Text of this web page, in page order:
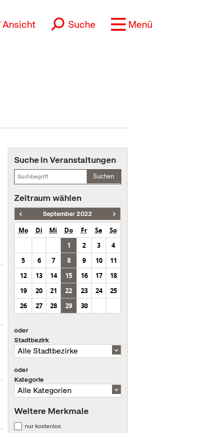
Ansicht Suche Menü
Suche in Veranstaltungen
Suchen
Zeitraum wählen
September 2022
Mo Di Mi Do Fr Sa
So
1
2 3
4
5
6 7 8 9 10
11
12
13 14 15 16 17
18
19
20 21 22 23 24
25
26
27 28 29 30
oder
Stadtbezirk
oder
Kategorie
Weitere Merkmale
nur kostenlos